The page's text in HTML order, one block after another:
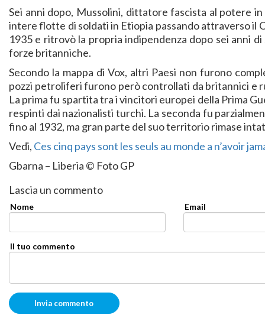
Sei anni dopo, Mussolini, dittatore fascista al potere
intere flotte di soldati in Etiopia passando attraverso il
1935 e ritrovò la propria indipendenza dopo sei anni
forze britanniche.
Secondo la mappa di Vox, altri Paesi non furono
pozzi petroliferi furono però controllati da britannici e
La prima fu spartita tra i vincitori europei della Prima
respinti dai nazionalisti turchi. La seconda fu
fino al 1932, ma gran parte del suo territorio rimase
Vedi, Ces cinq pays sont les seuls au monde a n’avoir
Gbarna – Liberia © Foto GP
Lascia un commento
Nome Email
Il tuo commento